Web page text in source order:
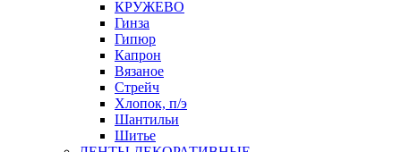
КРУЖЕВО
Гинза
Гипюр
Капрон
Вязаное
Стрейч
Хлопок, п/э
Шантильи
Шитье